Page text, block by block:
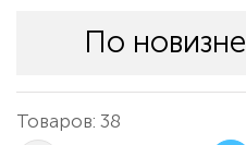
По новизне
Товаров: 38